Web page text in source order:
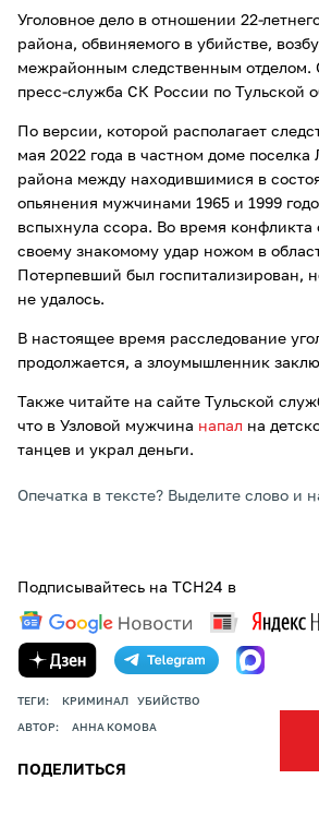
Уголовное дело в отношении 22-
района, обвиняемого в убийстве,
межрайонным следственным отделом.
пресс-служба СК России по Тульской
По версии, которой располагает
мая 2022 года в частном доме
района между находившимися в
опьянения мужчинами 1965 и 1999
вспыхнула ссора. Во время
своему знакомому удар ножом в
Потерпевший был госпитализирован,
не удалось.
В настоящее время расследование
продолжается, а злоумышленник
Также читайте на сайте Тульской
что в Узловой мужчина напал на
танцев и украл деньги.
Опечатка в тексте? Выделите слово и
Подписывайтесь на ТСН24 в
ТЕГИ: КРИМИНАЛ УБИЙСТВО
АВТОР: АННА КОМОВА
ПОДЕЛИТЬСЯ